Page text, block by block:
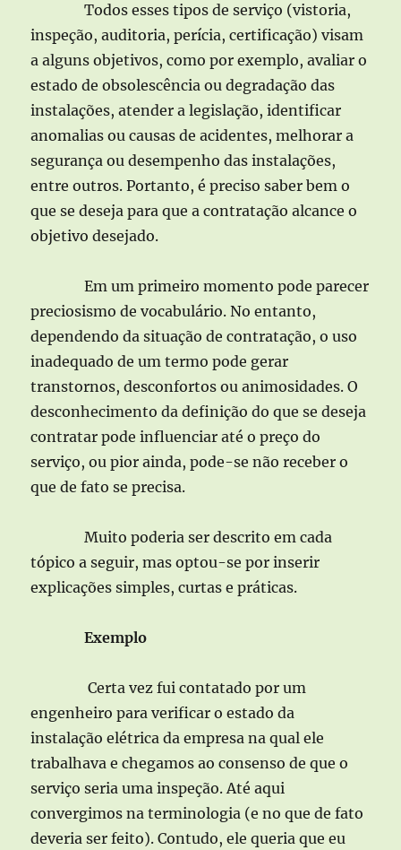
Todos esses tipos de serviço (vistoria,
inspeção, auditoria, perícia, certificação) visam
a alguns objetivos, como por exemplo, avaliar o
estado de obsolescência ou degradação das
instalações, atender a legislação, identificar
anomalias ou causas de acidentes, melhorar a
segurança ou desempenho das instalações,
entre outros. Portanto, é preciso saber bem o
que se deseja para que a contratação alcance o
objetivo desejado.
Em um primeiro momento pode parecer
preciosismo de vocabulário. No entanto,
dependendo da situação de contratação, o uso
inadequado de um termo pode gerar
transtornos, desconfortos ou animosidades. O
desconhecimento da definição do que se deseja
contratar pode influenciar até o preço do
serviço, ou pior ainda, pode-se não receber o
que de fato se precisa.
Muito poderia ser descrito em cada
tópico a seguir, mas optou-se por inserir
explicações simples, curtas e práticas.
Exemplo
Certa vez fui contatado por um
engenheiro para verificar o estado da
instalação elétrica da empresa na qual ele
trabalhava e chegamos ao consenso de que o
serviço seria uma inspeção. Até aqui
convergimos na terminologia (e no que de fato
deveria ser feito). Contudo, ele queria que eu